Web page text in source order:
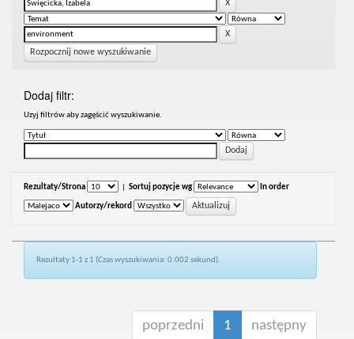
Rozpocznij nowe wyszukiwanie
Dodaj filtr:
Uzyj filtrów aby zagęścić wyszukiwanie.
Rezultaty/Strona Sortuj pozycje wg In order
Autorzy/rekord
Rezultaty 1-1 z 1 (Czas wyszukiwania: 0.002 sekund).
poprzedni 1 następny